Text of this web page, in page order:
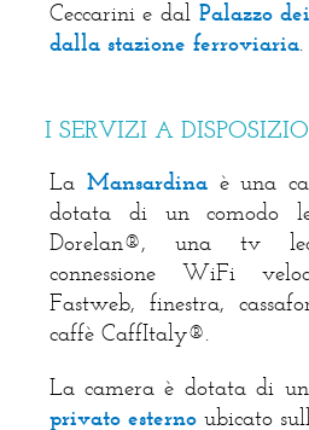
Ceccarinie dal Palazzo
dalla stazione ferroviaria.
I SERVIZI A
La Mansardinaè una
dotata di un comodo
Dorelan®, una tv
connessione WiFi
Fastweb, finestra,
caffè CaffItaly®.
La camera è dotata di un
privato esternoubicato